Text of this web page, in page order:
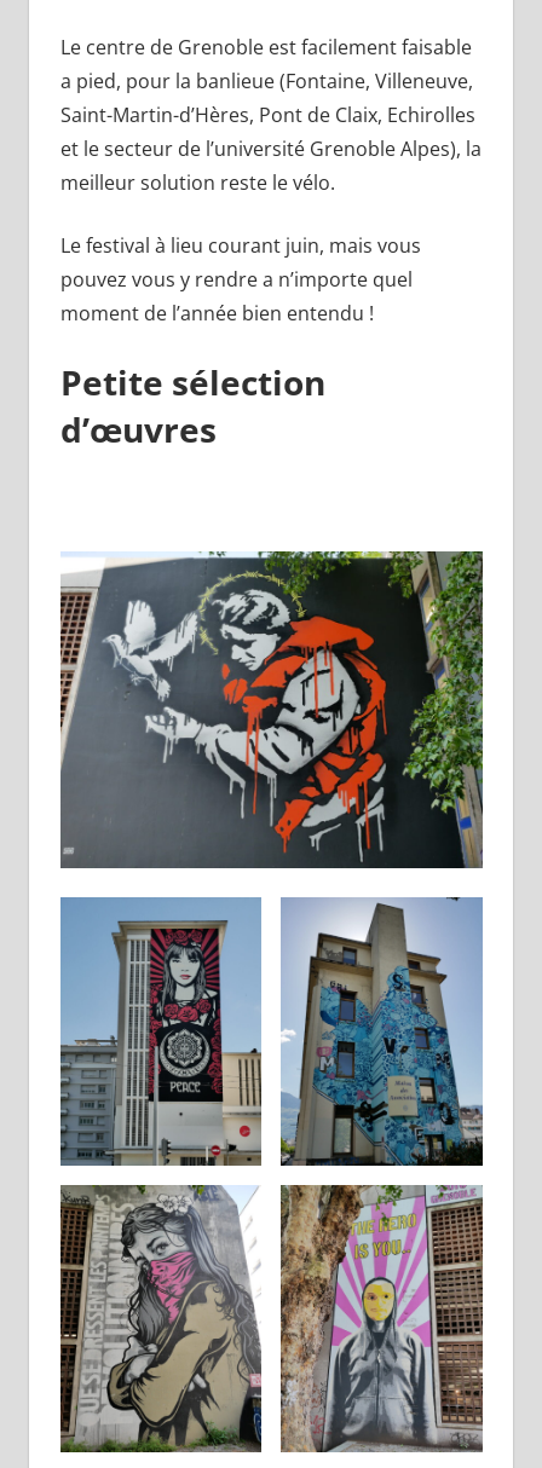
Le centre de Grenoble est facilement faisable
a pied, pour la banlieue (Fontaine, Villeneuve,
Saint-Martin-d’Hères, Pont de Claix, Echirolles
et le secteur de l’université Grenoble Alpes), la
meilleur solution reste le vélo.
Le festival à lieu courant juin, mais vous
pouvez vous y rendre a n’importe quel
moment de l’année bien entendu !
Petite sélection
d’œuvres